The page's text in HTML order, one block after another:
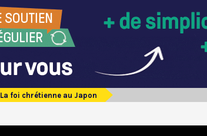
La foi chrétienne au Japon